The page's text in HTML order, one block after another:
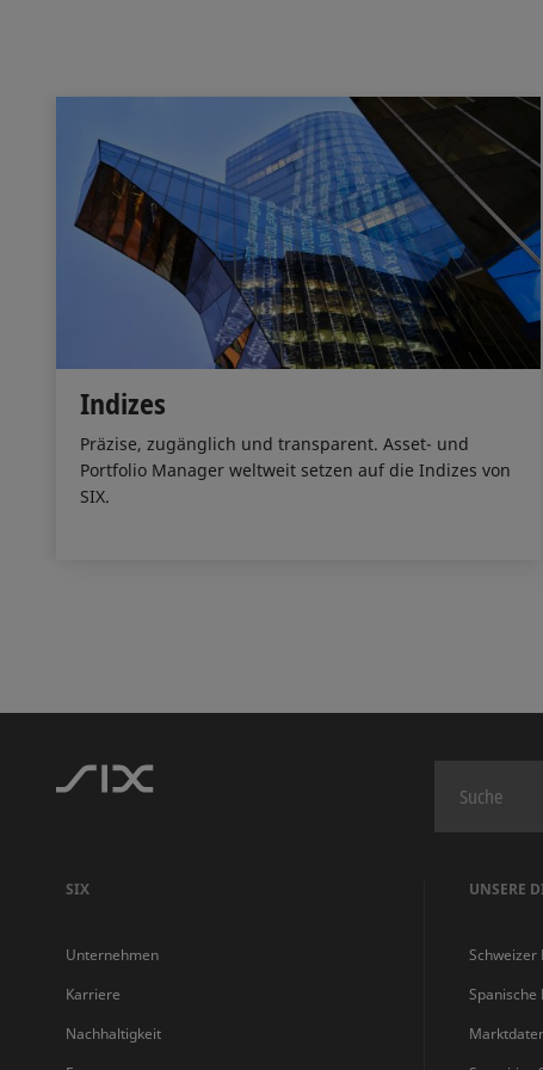
Indizes
Präzise, zugänglich und transparent. Asset- und
Portfolio Manager weltweit setzen auf die Indizes von
SIX.
SIX
Unternehmen
Karriere
Nachhaltigkeit
UNSERE
Schweizer
Spanische